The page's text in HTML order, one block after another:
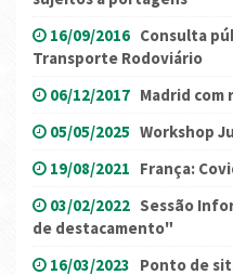
16/09/2016 Consulta
Transporte Rodoviário
06/12/2017 Madrid com
05/05/2025 Workshop
19/08/2021 França:
03/02/2022 Sessão
de destacamento"
16/03/2023 Ponto de